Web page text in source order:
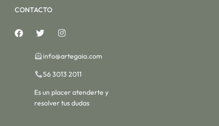
CONTACTO
info@artegaia.com
56 3013 2011
Es un placer atenderte y
resolver tus dudas